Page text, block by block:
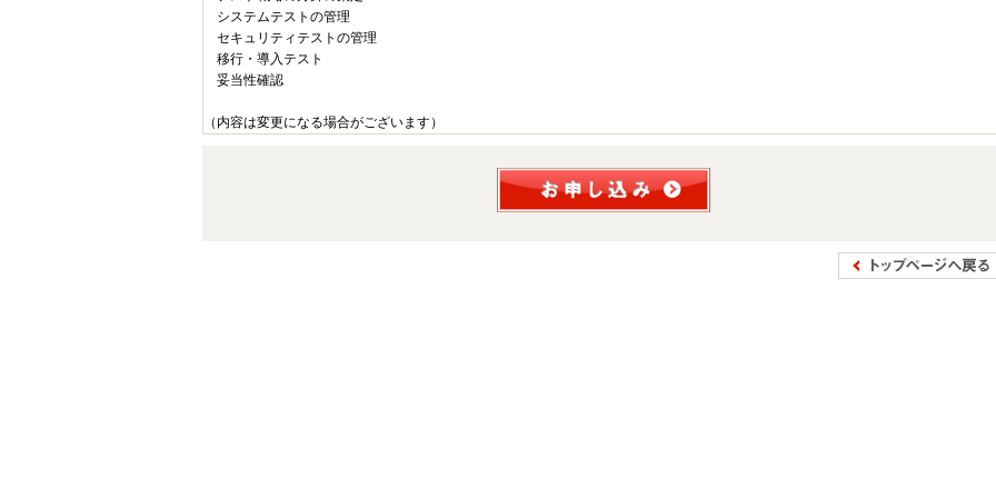
システムテストの管理
セキュリティテストの管理
移行・導入テスト
妥当性確認
（内容は変更になる場合がございます）